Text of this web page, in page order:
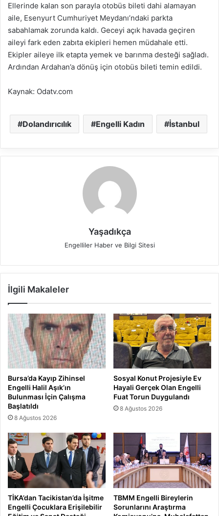
Ellerinde kalan son parayla otobüs bileti dahi alamayan
aile, Esenyurt Cumhuriyet Meydanı’ndaki parkta
sabahlamak zorunda kaldı. Geceyi açık havada geçiren
aileyi fark eden zabıta ekipleri hemen müdahale etti.
Ekipler aileye ilk etapta yemek ve barınma desteği sağladı.
Ardından Ardahan’a dönüş için otobüs bileti temin edildi.
Kaynak: Odatv.com
Dolandırıcılık Engelli Kadın İstanbul
Yaşadıkça
Engelliler Haber ve Bilgi Sitesi
İlgili Makaleler
Bursa’da Kayıp Zihinsel
Engelli Halil Aşık’ın
Bulunması İçin Çalışma
Başlatıldı
8 Ağustos 2026
Sosyal Konut Projesiyle Ev
Hayali Gerçek Olan Engelli
Fuat Torun Duygulandı
8 Ağustos 2026
TİKA’dan Tacikistan’da İşitme
Engelli Çocuklara Erişilebilir
TBMM Engelli Bireylerin
Sorunlarını Araştırma